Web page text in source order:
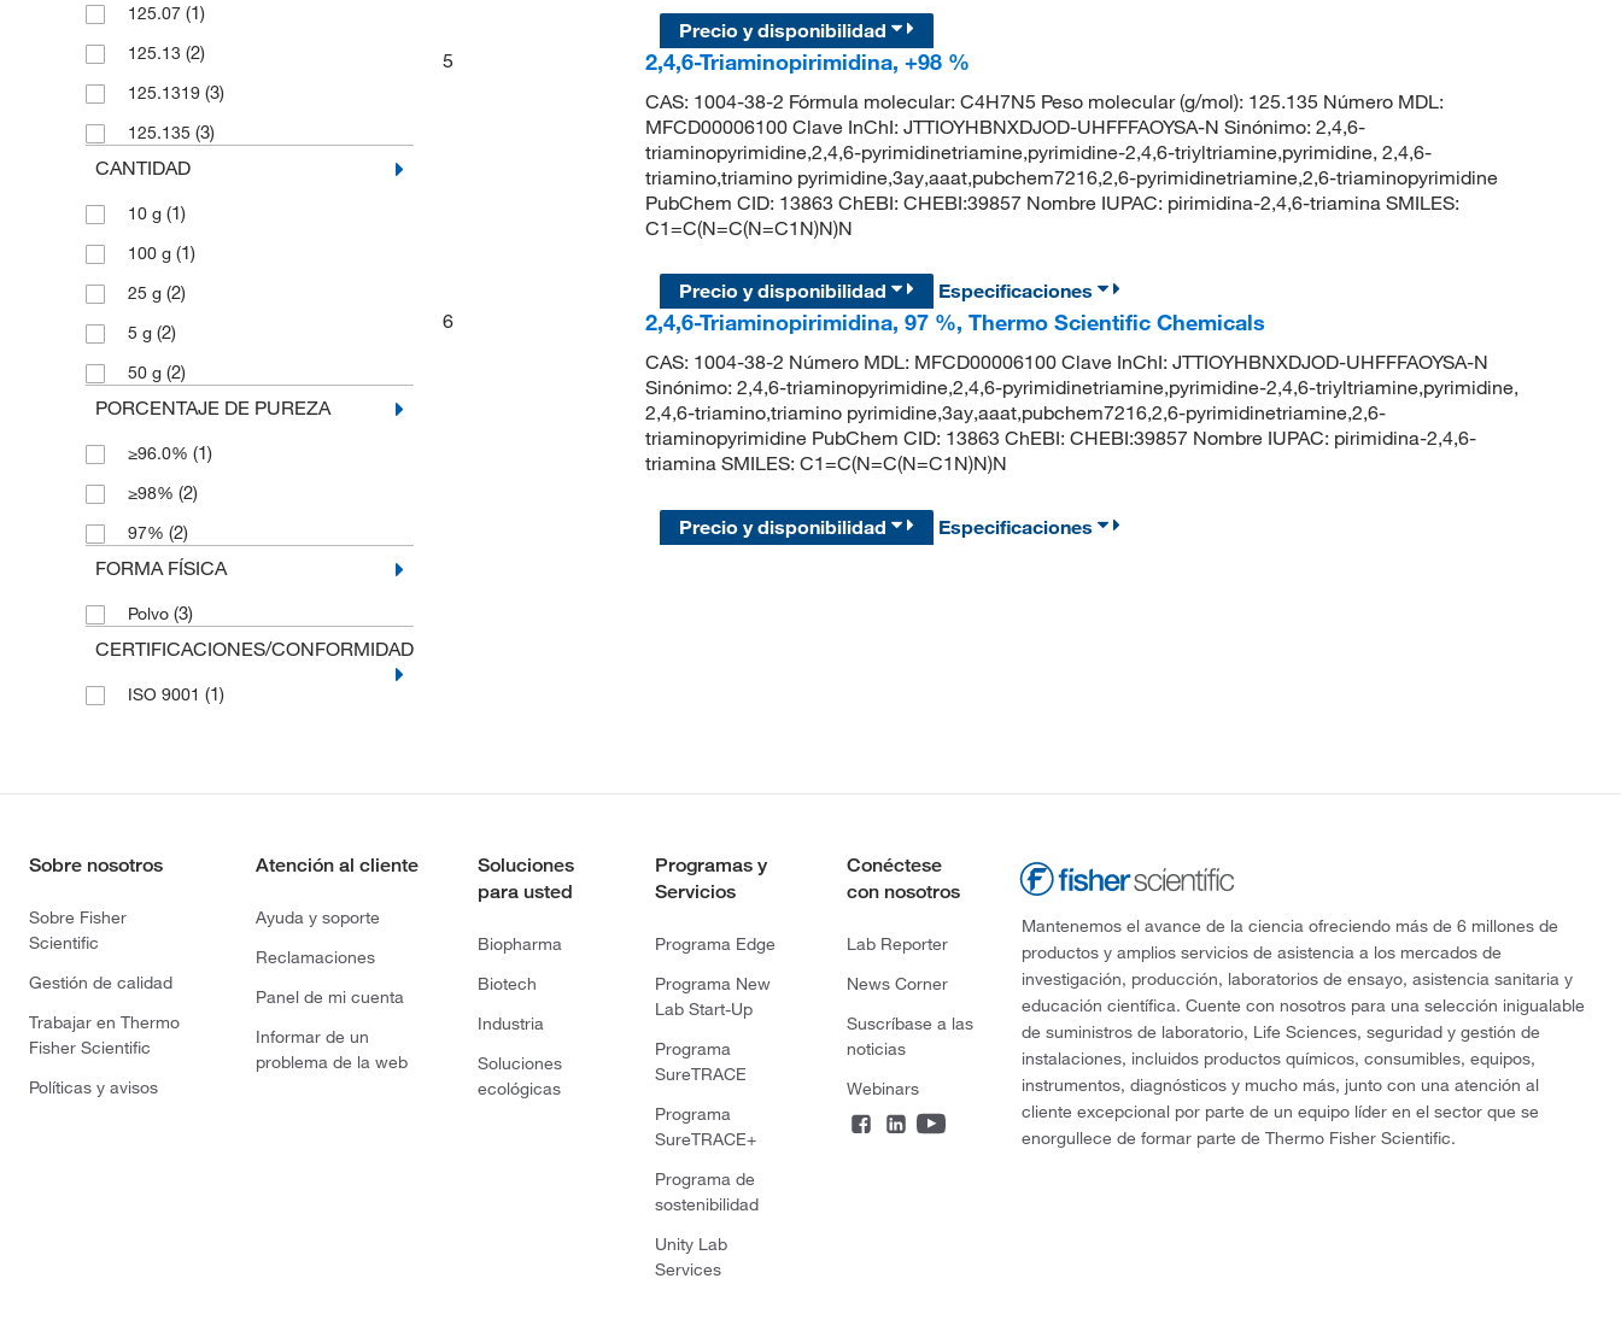
125.07 (1)
125.13 (2)
125.1319 (3)
125.135 (3)
CANTIDAD
10 g (1)
100 g (1)
25 g (2)
5 g (2)
50 g (2)
PORCENTAJE DE PUREZA
≥96.0% (1)
≥98% (2)
97% (2)
FORMA FÍSICA
Polvo (3)
CERTIFICACIONES/CONFORMIDAD
ISO 9001 (1)
Precio y disponibilidad
5
2,4,6-Triaminopirimidina, +98 %
CAS: 1004-38-2 Fórmula molecular: C4H7N5 Peso molecular (g/mol): 125.135 Número MDL:
MFCD00006100 Clave InChI: JTTIOYHBNXDJOD-UHFFFAOYSA-N Sinónimo: 2,4,6-
triaminopyrimidine,2,4,6-pyrimidinetriamine,pyrimidine-2,4,6-triyltriamine,pyrimidine, 2,4,6-
triamino,triamino pyrimidine,3ay,aaat,pubchem7216,2,6-pyrimidinetriamine,2,6-triaminopyrimidine
PubChem CID: 13863 ChEBI: CHEBI:39857 Nombre IUPAC: pirimidina-2,4,6-triamina SMILES:
C1=C(N=C(N=C1N)N)N
Precio y disponibilidad
Especificaciones
6
2,4,6-Triaminopirimidina, 97 %, Thermo Scientific Chemicals
CAS: 1004-38-2 Número MDL: MFCD00006100 Clave InChI: JTTIOYHBNXDJOD-UHFFFAOYSA-N
Sinónimo: 2,4,6-triaminopyrimidine,2,4,6-pyrimidinetriamine,pyrimidine-2,4,6-triyltriamine,pyrimidine,
2,4,6-triamino,triamino pyrimidine,3ay,aaat,pubchem7216,2,6-pyrimidinetriamine,2,6-
triaminopyrimidine PubChem CID: 13863 ChEBI: CHEBI:39857 Nombre IUPAC: pirimidina-2,4,6-
triamina SMILES: C1=C(N=C(N=C1N)N)N
Precio y disponibilidad Especificaciones
Sobre nosotros
Sobre Fisher
Scientific
Gestión de calidad
Trabajar en Thermo
Fisher Scientific
Políticas y avisos
Atención al cliente
Ayuda y soporte
Reclamaciones
Panel de mi cuenta
Informar de un
problema de la web
Soluciones
para usted
Biopharma
Biotech
Industria
Soluciones
ecológicas
Programas y
Servicios
Programa Edge
Programa New
Lab Start-Up
Programa
SureTRACE
Programa
SureTRACE+
Programa de
sostenibilidad
Unity Lab
Services
Conéctese
con nosotros
Lab Reporter
News Corner
Suscríbase a las
noticias
Webinars
Mantenemos el avance de la ciencia ofreciendo más de 6 millones de
productos y amplios servicios de asistencia a los mercados de
investigación, producción, laboratorios de ensayo, asistencia sanitaria y
educación científica. Cuente con nosotros para una selección inigualable
de suministros de laboratorio, Life Sciences, seguridad y gestión de
instalaciones, incluidos productos químicos, consumibles, equipos,
instrumentos, diagnósticos y mucho más, junto con una atención al
cliente excepcional por parte de un equipo líder en el sector que se
enorgullece de formar parte de Thermo Fisher Scientific.